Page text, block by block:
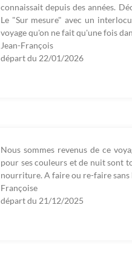
connaissait depuis des années.
Le "Sur mesure" avec un
voyage qu'on ne fait qu'une fois
Jean-François
départ du 22/01/2026
Nous sommes revenus de ce
pour ses couleurs et de nuit sont
nourriture. A faire ou re-faire
Françoise
départ du 21/12/2025